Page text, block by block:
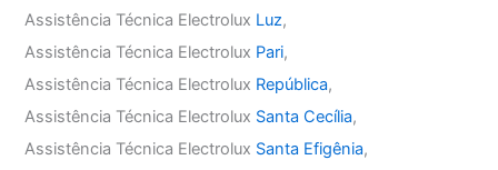
Assistência Técnica Electrolux Luz,
Assistência Técnica Electrolux Pari,
Assistência Técnica Electrolux República,
Assistência Técnica Electrolux Santa Cecília,
Assistência Técnica Electrolux Santa Efigênia,